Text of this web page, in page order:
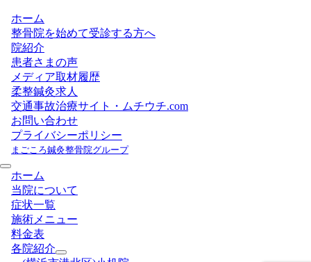
ホーム
整骨院を始めて受診する方へ
院紹介
患者さまの声
メディア取材履歴
柔整鍼灸求人
交通事故治療サイト・ムチウチ.com
お問い合わせ
プライバシーポリシー
まごころ鍼灸整骨院グループ
ホーム
当院について
症状一覧
施術メニュー
料金表
各院紹介